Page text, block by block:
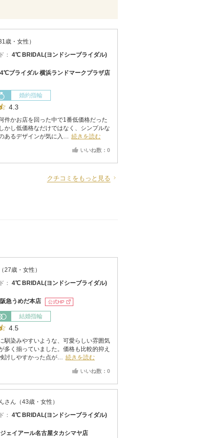
歳・女性）
： 4℃ BRIDAL(ヨンドシーブライダル)
4℃ブライダル 横浜ランドマークプラザ店
婚約指輪
4.3
件かお店を回った中で1番低価格だった
かし低価格なだけではなく、シンプルな
あるデザインが気に入…
続きを読む
いいね数：0
クチコミをもっと見る
27歳・女性）
： 4℃ BRIDAL(ヨンドシーブライダル)
阪急うめだ本店 公式HP
結婚指輪
4.5
馴染みやすいような、可愛らしい雰囲気
多く揃っていました。価格も比較的抑え
討しやすかった点が…
続きを読む
いいね数：0
さん（43歳・女性）
： 4℃ BRIDAL(ヨンドシーブライダル)
ジェイアール名古屋タカシマヤ店